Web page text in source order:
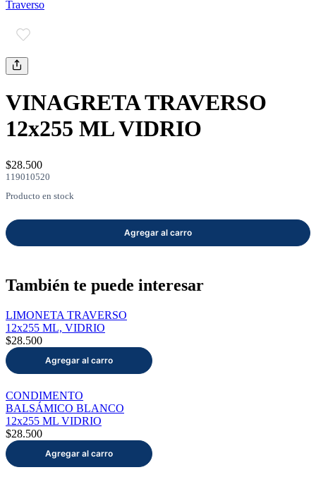
mayor
Contáctanos
Nosotros
Traverso
Traverso
VINAGRETA TRAVERSO
12x255 ML VIDRIO
$28.500
119010520
Producto en stock
También te puede interesar
LIMONETA TRAVERSO
12x255 ML, VIDRIO
$28.500
CONDIMENTO
BALSÁMICO BLANCO
12x255 ML VIDRIO
$28.500